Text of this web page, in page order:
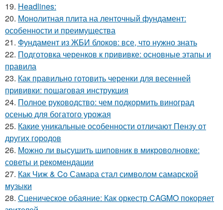
19. Headlines:
20. Монолитная плита на ленточный фундамент:
особенности и преимущества
21. Фундамент из ЖБИ блоков: все, что нужно знать
22. Подготовка черенков к прививке: основные этапы и
правила
23. Как правильно готовить черенки для весенней
прививки: пошаговая инструкция
24. Полное руководство: чем подкормить виноград
осенью для богатого урожая
25. Какие уникальные особенности отличают Пензу от
других городов
26. Можно ли высушить шиповник в микроволновке:
советы и рекомендации
27. Как Чиж & Co Самара стал символом самарской
музыки
28. Сценическое обаяние: Как оркестр CAGMO покоряет